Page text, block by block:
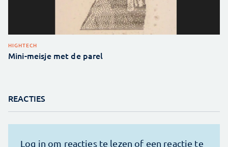
HIGHTECH
Mini-meisje met de parel
REACTIES